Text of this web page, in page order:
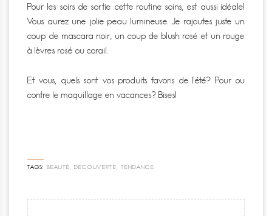
Pour les soirs de sortie cette routine soins, est aussi idéale!
Vous aurez une jolie peau lumineuse. Je rajoutes juste un
coup de mascara noir, un coup de blush rosé et un rouge
à lèvres rosé ou corail.
Et vous, quels sont vos produits favoris de l’été? Pour ou
contre le maquillage en vacances? Bises!
TAGS: BEAUTÉ DÉCOUVERTE TENDANCE